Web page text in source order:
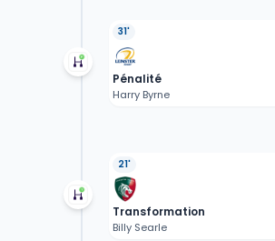
31'
Pénalité
Harry Byrne
21'
Transformation
Billy Searle